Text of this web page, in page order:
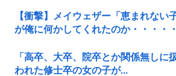
【衝撃】メイウェザー「恵まれない
が俺に何かしてくれたのか・・・・
「高卒、大卒、院卒とか関係無しに
われた修士卒の女の子が...